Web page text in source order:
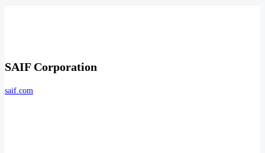
SAIF Corporation
saif.com